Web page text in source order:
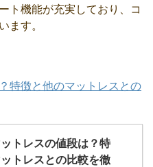
ト機能が充実しており、コ
ます。
特徴と他のマットレスとの
トレスの値段は？特
トレスとの比較を徹